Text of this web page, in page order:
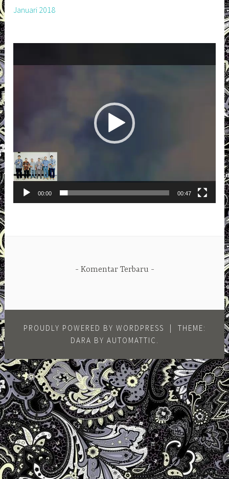
Januari 2018
00:00 00:47
Komentar Terbaru
PROUDLY POWERED BY WORDPRESS |
THEME:
DARA BY AUTOMATTIC .